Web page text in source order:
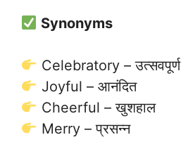
Synonyms
Celebratory – उत्सवपूर्ण
Joyful – आनंदित
Cheerful – खुशहाल
Merry – प्रसन्न